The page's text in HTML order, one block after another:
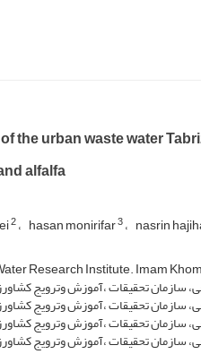
the urban waste water
alfalfa
2 hasan monirifar3 nasrin
Research Institute. Imam
تحقیقات ،آموزش وترویج
تحقیقات ،آموزش وترویج
تحقیقات ،آموزش وترویج
تحقیقات ،آموزش وترویج